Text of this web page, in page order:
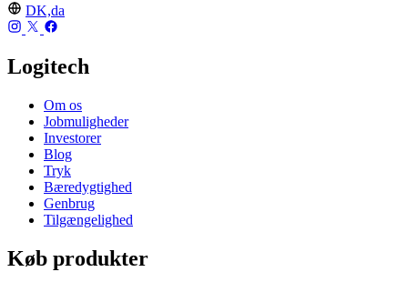
DK,da
Logitech
Om os
Jobmuligheder
Investorer
Blog
Tryk
Bæredygtighed
Genbrug
Tilgængelighed
Køb produkter